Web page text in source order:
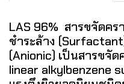
LAS 96% สารขจัดคร
ชำระล้าง
(Anionic) เป็นสารขจั
linear alkylbenzene